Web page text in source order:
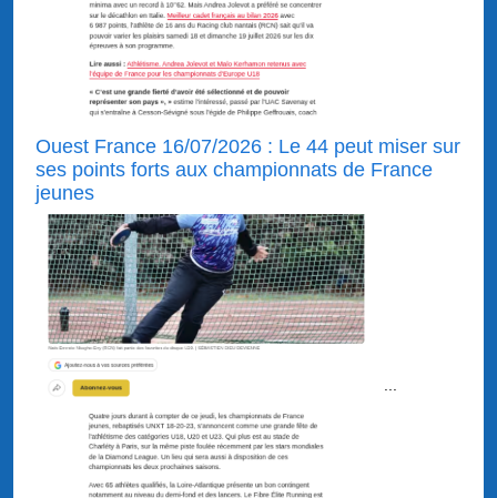
Ouest France 16/07/2026 : Le 44 peut miser sur
ses points forts aux championnats de France
jeunes